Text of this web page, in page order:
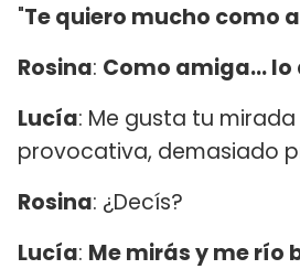
"Te quiero mucho como
Rosina: Como amiga...
Lucía: Me gusta tu
provocativa, demasiado
Rosina: ¿Decís?
Lucía: Me mirás y me río